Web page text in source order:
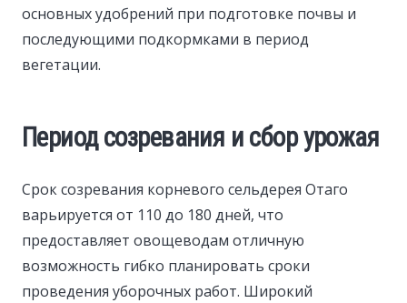
основных удобрений при подготовке почвы и
последующими подкормками в период
вегетации.
Период созревания и сбор урожая
Срок созревания корневого сельдерея Отаго
варьируется от 110 до 180 дней, что
предоставляет овощеводам отличную
возможность гибко планировать сроки
проведения уборочных работ. Широкий